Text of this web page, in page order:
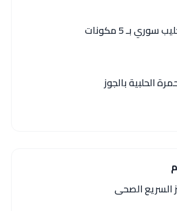
بـ 5 مكونات
الحلبية بالجوز
السريع الصحى